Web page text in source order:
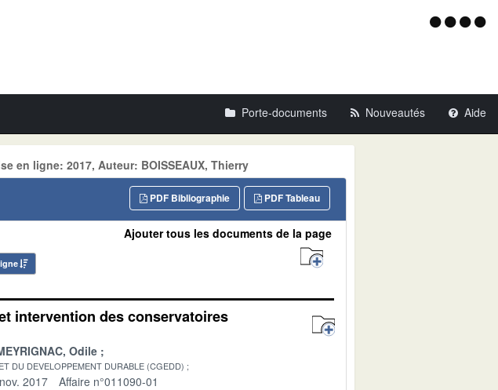
Menu
Porte-documents Nouveautés Aide
en ligne: 2017, Auteur: BOISSEAUX, Thierry
PDF Tableau
PDF Bibliographie
Ajouter tous les documents de la page
intervention des conservatoires
Odile
DU DEVELOPPEMENT DURABLE (CGEDD)
2017 Affaire n°011090-01